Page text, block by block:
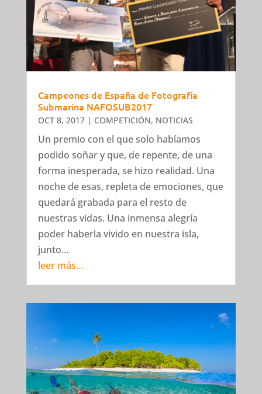
Campeones de España de Fotografía
Submarina NAFOSUB2017
OCT 8, 2017| COMPETICIÓN, NOTICIAS
Un premio con el que solo habíamos
podido soñar y que, de repente, de una
forma inesperada, se hizo realidad. Una
noche de esas, repleta de emociones, que
quedará grabada para el resto de
nuestras vidas. Una inmensa alegría
poder haberla vivido en nuestra isla,
junto…
leer más…